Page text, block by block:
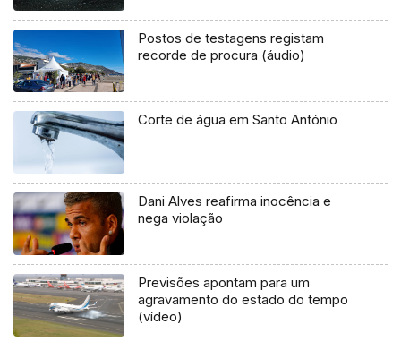
Postos de testagens registam
recorde de procura (áudio)
Corte de água em Santo António
Dani Alves reafirma inocência e
nega violação
Previsões apontam para um
agravamento do estado do tempo
(vídeo)